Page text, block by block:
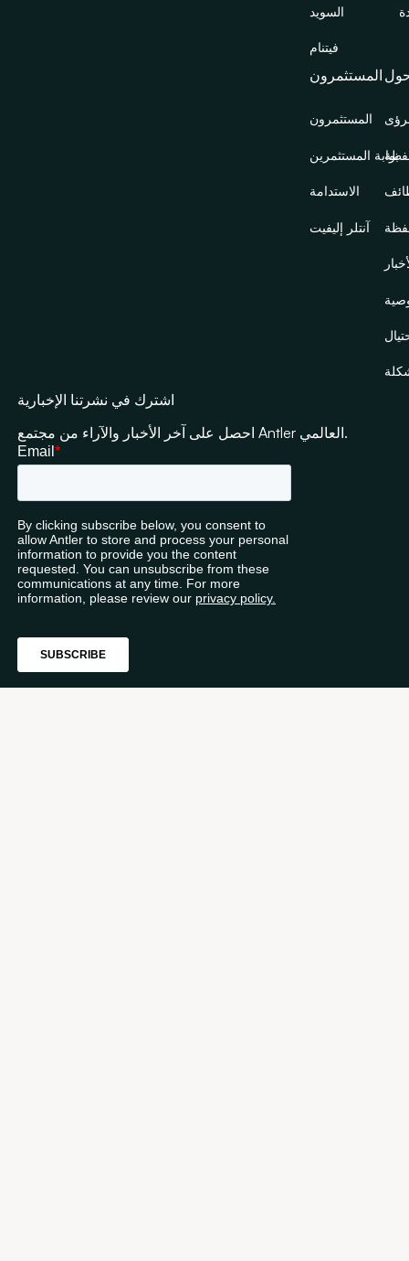
السويد
فيتنام
المستثمرون
المستثمرون
بوابة المستثمرين
الاستدامة
آنتلر إليفيت
اشترك في نشرتنا الإخبارية
احصل على آخر الأخبار والآراء من مجتمع Antler العالمي.